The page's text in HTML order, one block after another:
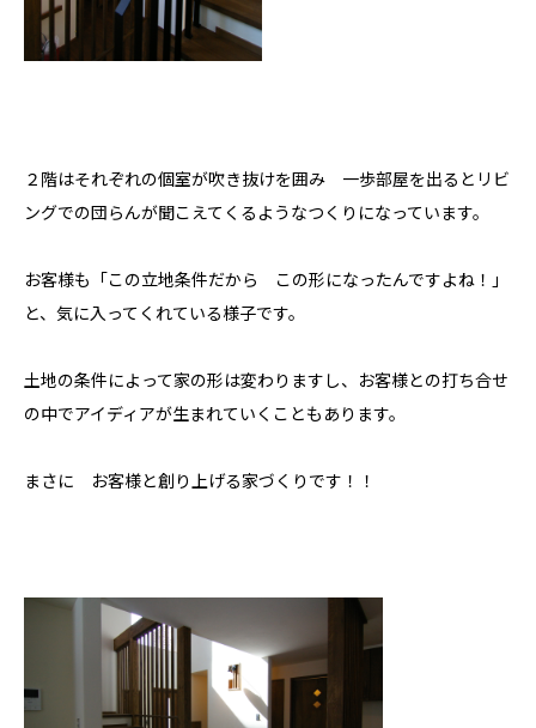
２階はそれぞれの個室が吹き抜けを囲み 一歩部屋を出るとリビ
ングでの団らんが聞こえてくるようなつくりになっています。
お客様も「この立地条件だから この形になったんですよね！」
と、気に入ってくれている様子です。
土地の条件によって家の形は変わりますし、お客様との打ち合せ
の中でアイディアが生まれていくこともあります。
まさに お客様と創り上げる家づくりです！！